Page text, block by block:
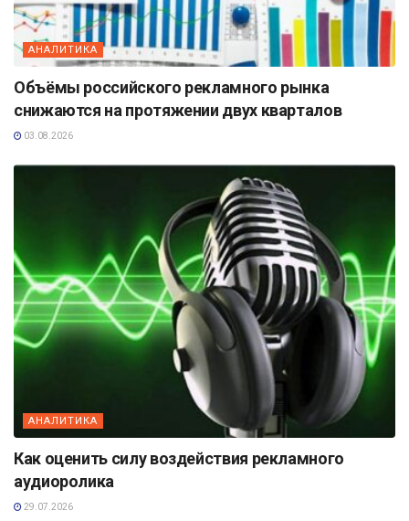
АНАЛИТИКА
Объёмы российского рекламного рынка
снижаются на протяжении двух кварталов
03.08.2026
АНАЛИТИКА
Как оценить силу воздействия рекламного
аудиоролика
29.07.2026